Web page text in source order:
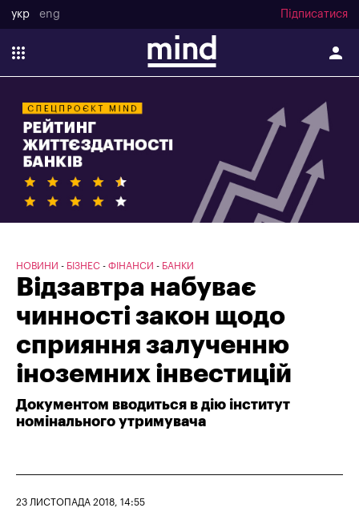
укр eng Підписатися
НОВИНИ БІЗНЕС ФІНАНСИ БАНКИ
Відзавтра набуває
чинності закон щодо
сприяння залученню
іноземних інвестицій
Документом вводиться в дію інститут
номінального утримувача
23 ЛИСТОПАДА 2018, 14:55